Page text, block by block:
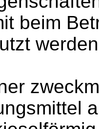
beim